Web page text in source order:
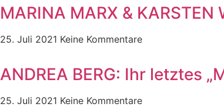
MARINA MARX &
25. Juli 2021 Keine Kommentare
ANDREA BERG: Ihr letztes
25. Juli 2021 Keine Kommentare